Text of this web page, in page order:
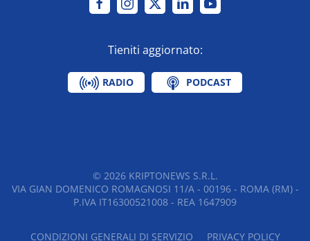
Tieniti aggiornato:
RADIO PODCAST
© 2026KRIPTONEWS S.R.L.
VIA GIAN DOMENICO ROMAGNOSI 11/A - 00196 - ROMA (RM) -
P.IVA IT16300521008 - REA 1647909
CONDIZIONI GENERALI DI SERVIZIO PRIVACY POLICY